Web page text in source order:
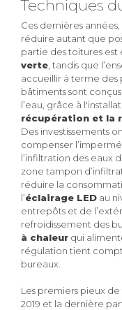
Techniques
Ces dernières
réduire autant que
partie des toitures
verte , tandis que
accueillir à terme des
bâtiments sont
l’eau, grâce à
récupération et la
Des investissements
compenser
l’infiltration des eaux
zone tampon
réduire la
l’éclairage LED au
entrepôts et de
refroidissement des
à chaleur qui
régulation tient
bureaux.
Les premiers pieux
2019 et la dernière